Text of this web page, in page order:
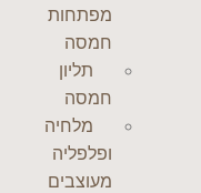
מפתחות
חמסה
תליון
חמסה
מלחיה
ופלפליה
מעוצבים